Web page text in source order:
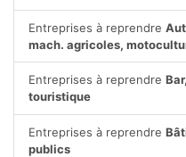
Entreprises à reprendre
mach. agricoles,
Entreprises à reprendre
touristique
Entreprises à reprendre
publics